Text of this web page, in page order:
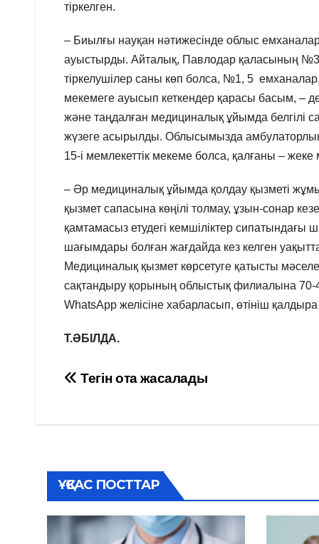
тіркелген.
– Биылғы науқан нәтижесінде облыс
ауыстырды. Айталық, Павлодар қаласының
тіркелушілер саны көп болса, №1, 5
мекемеге ауысып кеткендер қарасы басым, –
және таңдалған медициналық ұйымда белгілі
жүзеге асырылды. Облысымызда
15-і мемлекеттік мекеме болса, қалғаны –
– Әр медициналық ұйымда қолдау қызметі
қызмет сапасына көңілі толмау, ұзын-сонар
қамтамасыз етудегі кемшіліктер
шағымдары болған жағдайда кез келген
Медициналық қызмет көрсетуге қатысты
сақтандыру қорының облыстық филиалына
WhatsApp желісіне хабарласып, өтініш
Т.ӘБІЛДА.
Навигация
Тегін ота жасалады
ҰҚСАС ПОСТТАР